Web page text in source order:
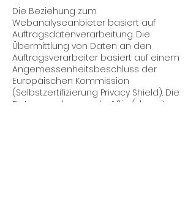
Die Beziehung zum
Webanalyseanbieter basiert auf
Auftragsdatenverarbeitung. Die
Übermittlung von Daten an den
Auftragsverarbeiter basiert auf einem
Angemessenheitsbeschluss der
Europäischen Kommission
(Selbstzertifizierung Privacy Shield). Die
Daten werden regelmäßig (derzeit